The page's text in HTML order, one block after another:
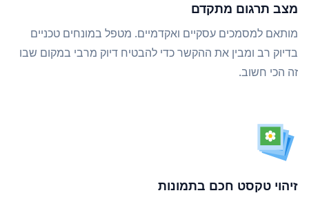
מצב תרגום מתקדם
מותאם למסמכים עסקיים ואקדמיים. מטפל במונחים טכניים
בדיוק רב ומבין את ההקשר כדי להבטיח דיוק מרבי במקום שבו
זה הכי חשוב.
זיהוי טקסט חכם בתמונות